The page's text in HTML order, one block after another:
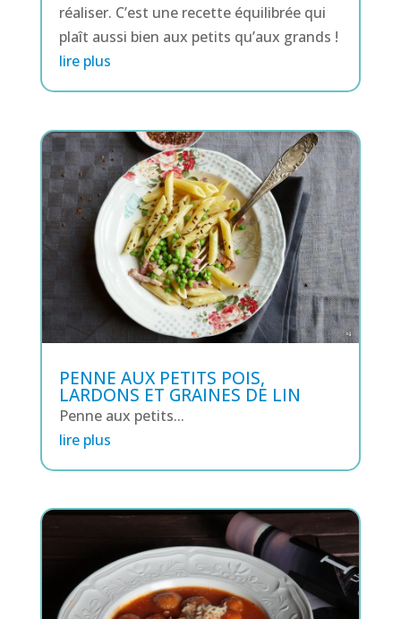
réaliser. C’est une recette équilibrée qui
plaît aussi bien aux petits qu’aux grands !
lire plus
PENNE AUX PETITS POIS,
LARDONS ET GRAINES DE LIN
Penne aux petits...
lire plus